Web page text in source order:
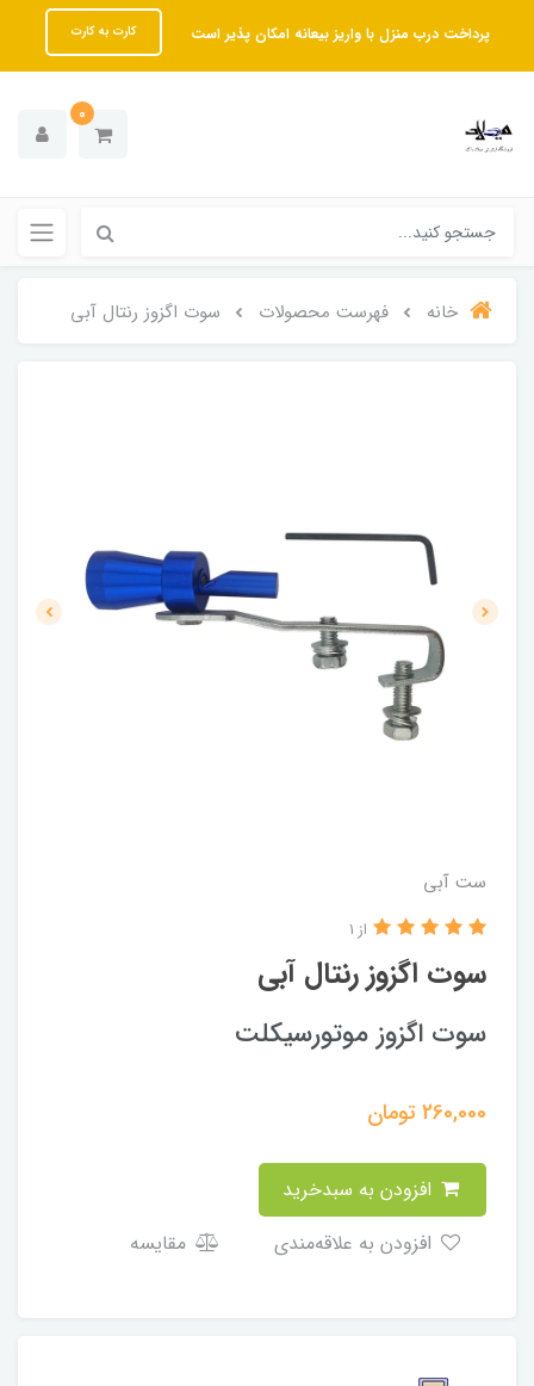
پرداخت درب منزل با واریز بیعانه امکان پذیر است کارت به کارت
0
خانه فهرست محصولات سوت اگزوز رنتال آبی
ست آبی
سوت اگزوز رنتال آبی
از 1
سوت اگزوز موتورسیکلت
260,000تومان
مقایسه